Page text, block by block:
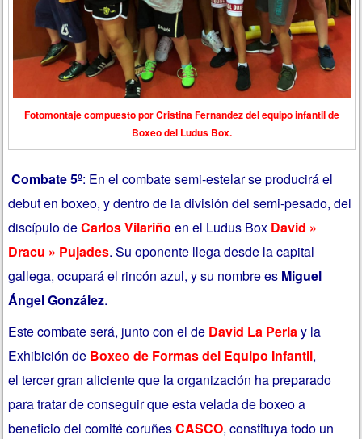
Fotomontaje compuesto por Cristina Fernandez del equipo infantil de
Boxeo del Ludus Box.
Combate 5º: En el combate semi-estelar se producirá el
debut en boxeo, y dentro de la división del semi-pesado, del
discípulo deCarlos Vilariño en el Ludus Box David »
Dracu » Pujades. Su oponente llega desde la capital
gallega, ocupará el rincón azul, y su nombre es Miguel
Ángel González.
Este combate será, junto con el de David La Perlay la
Exhibición de Boxeo de Formas del Equipo Infantil,
el tercer gran aliciente que la organización ha preparado
para tratar de conseguir que esta velada de boxeo a
beneficio del comité coruñesCASCO, constituya todo un